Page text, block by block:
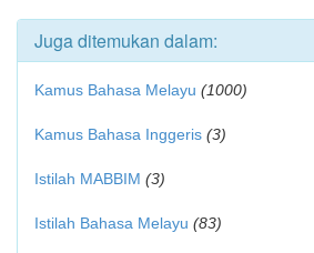
Juga ditemukan dalam:
Kamus Bahasa Melayu (1000)
Kamus Bahasa Inggeris (3)
Istilah MABBIM (3)
Istilah Bahasa Melayu (83)